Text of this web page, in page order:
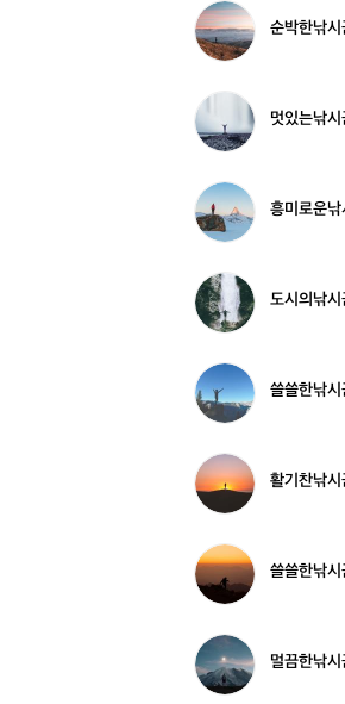
4
4
7
시
꾼
2
6
1
순
박
한
시
꾼
2
3
4
순박한낚
멋
있
는
시
꾼
7
3
8
멋있는낚
흥
미
로
낚
시
꾼
6
5
6
흥미로운
도
시
의
시
꾼
3
5
6
도시의낚
쓸
쓸
한
시
꾼
5
5
1
쓸쓸한낚시
활
기
찬
시
꾼
9
8
2
활기찬낚
쓸
쓸
한
시
꾼
1
쓸쓸한낚
멀
끔
한
멀끔한낚